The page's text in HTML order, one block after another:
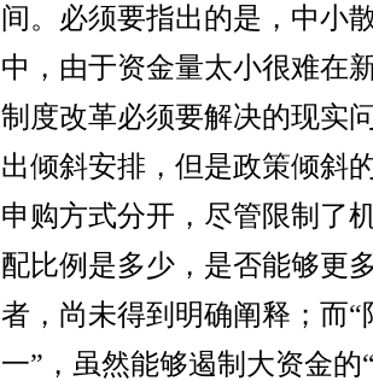
间。必须要指出的是，中小
中，由于资金量太小很难在
制度改革必须要解决的现实
出倾斜安排，但是政策倾斜
申购方式分开，尽管限制了
配比例是多少，是否能够更
者，尚未得到明确阐释；而
一”，虽然能够遏制大资金